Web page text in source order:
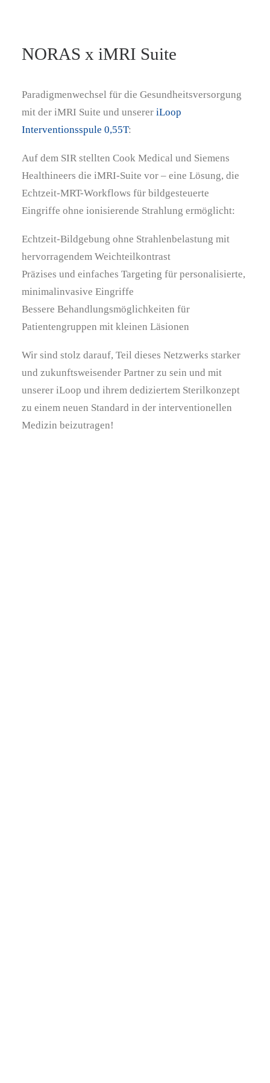
NORAS x iMRI Suite
Paradigmenwechsel für die Gesundheitsversorgung
mit der iMRI Suite und unserer iLoop
Interventionsspule 0,55T:
Auf dem SIR stellten Cook Medical und Siemens
Healthineers die iMRI-Suite vor – eine Lösung, die
Echtzeit-MRT-Workflows für bildgesteuerte
Eingriffe ohne ionisierende Strahlung ermöglicht:
Echtzeit-Bildgebung ohne Strahlenbelastung mit
hervorragendem Weichteilkontrast
Präzises und einfaches Targeting für personalisierte,
minimalinvasive Eingriffe
Bessere Behandlungsmöglichkeiten für
Patientengruppen mit kleinen Läsionen
Wir sind stolz darauf, Teil dieses Netzwerks starker
und zukunftsweisender Partner zu sein und mit
unserer iLoop und ihrem dediziertem Sterilkonzept
zu einem neuen Standard in der interventionellen
Medizin beizutragen!